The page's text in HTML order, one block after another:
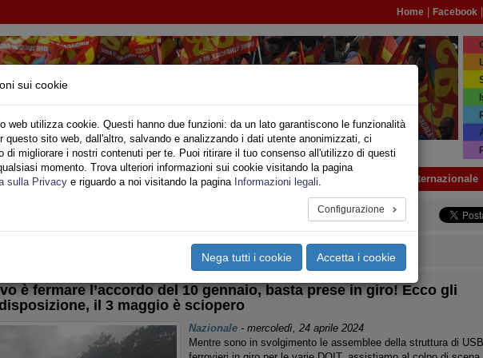
Home Facebook
Privato Territori Sociale Speciali Multimedia Internazionale
è fermare l’accordo del 10 gennaio, basta prese in giro! Ecco gli
il 3 maggio è sciopero
Nazionale- mercoledì, 24 aprile 2024
Mentre sono in svolgimento le assemblee della struttura di USB
sui cookie
web utilizza cookie. Questi hanno due funzioni: da un lato garantiscono le funzionalità
questo sito web, dall'altro, salvando e analizzando i dati utente anonimizzati, ci
di migliorare i nostri contenuti per te. Puoi ritirare il tuo consenso all'utilizzo di questi
momento. Trova ulteriori informazioni sui cookie visitando la pagina
sulla Privacy e riguardo a noi visitando la pagina Informazioni legali.
Configurazione
Nega tutti i cookie Accetta i cookie